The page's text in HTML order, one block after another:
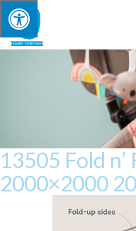
13505 Fold
2000×2000